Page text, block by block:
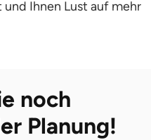
Ihnen Lust auf mehr
noch
Planung!